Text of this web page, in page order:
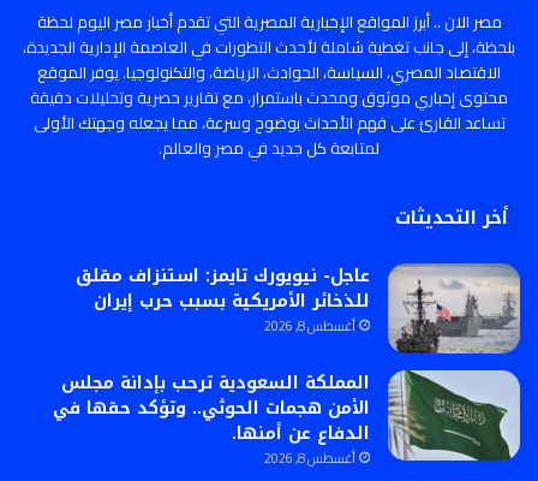
مصر الان .. أبرز المواقع الإخبارية المصرية التي تقدم أخبار مصر اليوم لحظة
بلحظة، إلى جانب تغطية شاملة لأحدث التطورات في العاصمة الإدارية الجديدة،
الاقتصاد المصري، السياسة، الحوادث، الرياضة، والتكنولوجيا. يوفر الموقع
محتوى إخباري موثوق ومحدث باستمرار، مع تقارير حصرية وتحليلات دقيقة
تساعد القارئ على فهم الأحداث بوضوح وسرعة، مما يجعله وجهتك الأولى
لمتابعة كل جديد في مصر والعالم.
أخر التحديثات
عاجل- نيويورك تايمز: استنزاف مقلق
للذخائر الأمريكية بسبب حرب إيران
أغسطس 8, 2026
المملكة السعودية ترحب بإدانة مجلس
الأمن هجمات الحوثي.. وتؤكد حقها في
الدفاع عن أمنها.
أغسطس 8, 2026